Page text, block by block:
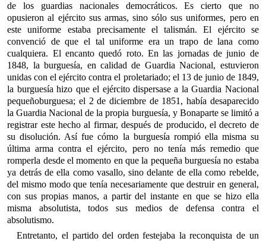
de los guardias nacionales democráticos. Es cierto que no
opusieron al ejército sus armas, sino sólo sus uniformes, pero en
este uniforme estaba precisamente el talismán. El ejército se
convenció de que el tal uniforme era un trapo de lana como
cualquiera. El encanto quedó roto. En las jornadas de junio de
1848, la burguesía, en calidad de Guardia Nacional, estuvieron
unidas con el ejército contra el proletariado; el 13 de junio de 1849,
la burguesía hizo que el ejército dispersase a la Guardia Nacional
pequeñoburguesa; el 2 de diciembre de 1851, había desaparecido
la Guardia Nacional de la propia burguesía, y Bonaparte se limitó a
registrar este hecho al firmar, después de producido, el decreto de
su disolución. Así fue cómo la burguesía rompió ella misma su
última arma contra el ejército, pero no tenía más remedio que
romperla desde el momento en que la pequeña burguesía no estaba
ya detrás de ella como vasallo, sino delante de ella como rebelde,
del mismo modo que tenía necesariamente que destruir en general,
con sus propias manos, a partir del instante en que se hizo ella
misma absolutista, todos sus medios de defensa contra el
absolutismo.
Entretanto, el partido del orden festejaba la reconquista de un